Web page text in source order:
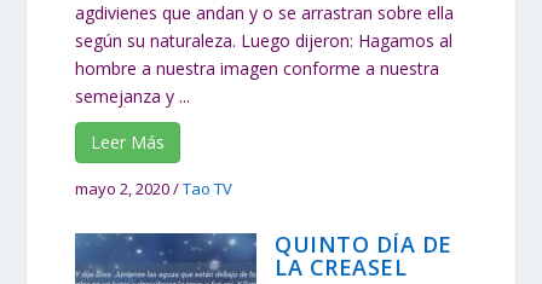
agdivienes que andan y o se arrastran sobre ella
según su naturaleza. Luego dijeron: Hagamos al
hombre a nuestra imagen conforme a nuestra
semejanza y ...
Leer Más
mayo 2, 2020/Tao TV
QUINTO DÍA DE
LA CREASEL